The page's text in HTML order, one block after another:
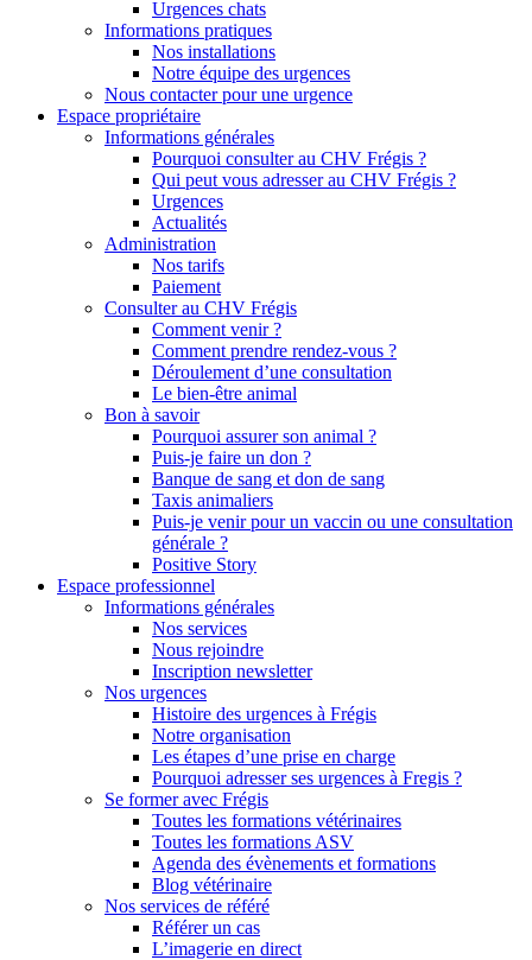
Urgences chats
Informations pratiques
Nos installations
Notre équipe des urgences
Nous contacter pour une urgence
Espace propriétaire
Informations générales
Pourquoi consulter au CHV Frégis ?
Qui peut vous adresser au CHV Frégis ?
Urgences
Actualités
Administration
Nos tarifs
Paiement
Consulter au CHV Frégis
Comment venir ?
Comment prendre rendez-vous ?
Déroulement d’une consultation
Le bien-être animal
Bon à savoir
Pourquoi assurer son animal ?
Puis-je faire un don ?
Banque de sang et don de sang
Taxis animaliers
Puis-je venir pour un vaccin ou une consultation
générale ?
Positive Story
Espace professionnel
Informations générales
Nos services
Nous rejoindre
Inscription newsletter
Nos urgences
Histoire des urgences à Frégis
Notre organisation
Les étapes d’une prise en charge
Pourquoi adresser ses urgences à Fregis ?
Se former avec Frégis
Toutes les formations vétérinaires
Toutes les formations ASV
Agenda des évènements et formations
Blog vétérinaire
Nos services de référé
Référer un cas
L’imagerie en direct